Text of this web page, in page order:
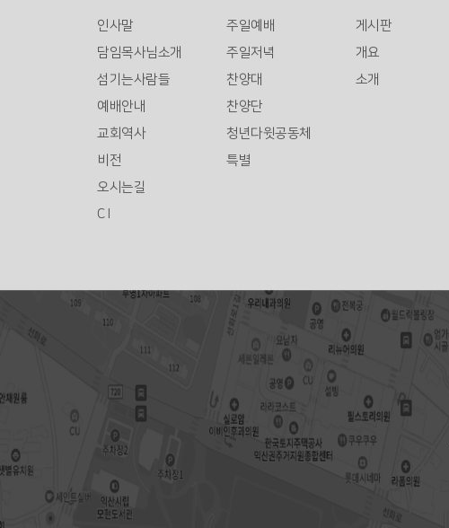
인사말
담임목사님소개
섬기는사람들
예배안내
교회역사
비전
오시는길
C I
주일예배
주일저녁
찬양대
찬양단
청년다윗공동체
특별
게시판
개요
소개